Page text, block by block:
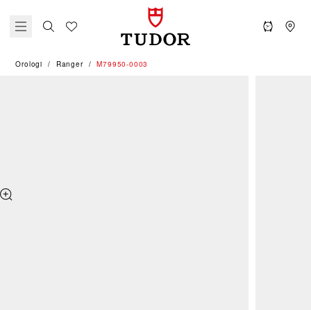
Orologi Ranger M79950-0003